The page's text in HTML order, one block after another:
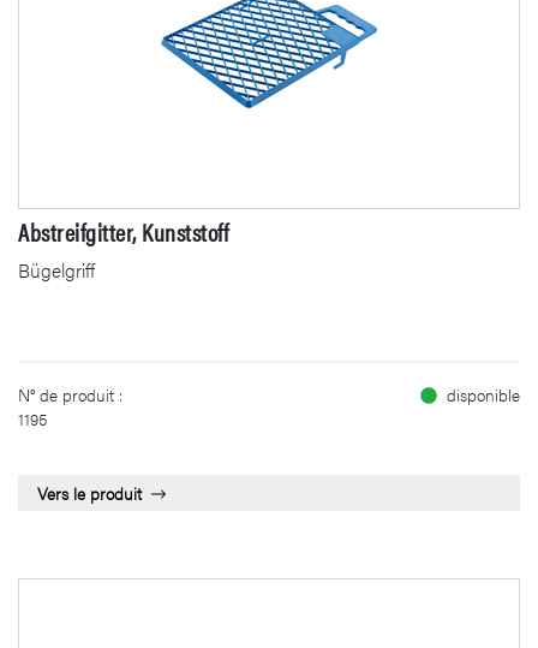
Abstreifgitter, Kunststoff
Bügelgriff
N° de produit :
1195
disponible
Vers le produit